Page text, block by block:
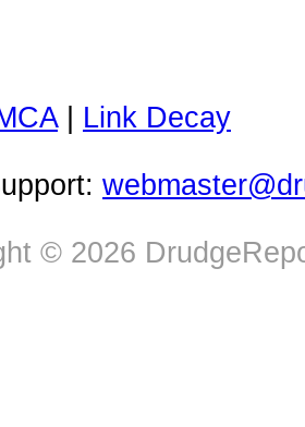
| Link Decay
© 2026